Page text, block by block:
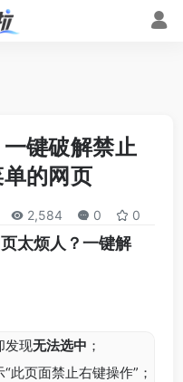
键破解禁止
的网页
2,584 0 0
太烦人？一键解
发现无法选中 ；
此页面禁止右键操作”；